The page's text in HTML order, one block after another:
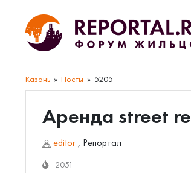
Казань Посты 5205
Аренда street
editor , Репортал
2051